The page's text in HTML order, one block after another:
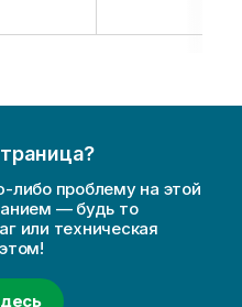
либо проблему на этой
— будь то
или техническая